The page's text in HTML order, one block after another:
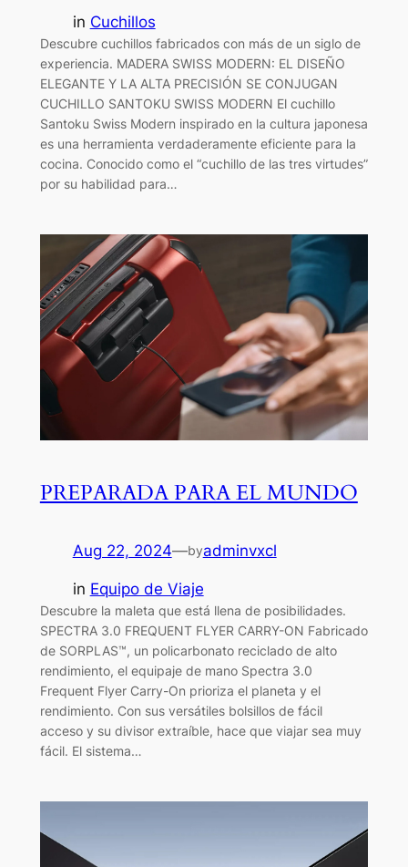
in Cuchillos
Descubre cuchillos fabricados con más de un siglo de
experiencia. MADERA SWISS MODERN: EL DISEÑO
ELEGANTE Y LA ALTA PRECISIÓN SE CONJUGAN
CUCHILLO SANTOKU SWISS MODERN El cuchillo
Santoku Swiss Modern inspirado en la cultura japonesa
es una herramienta verdaderamente eficiente para la
cocina. Conocido como el “cuchillo de las tres virtudes”
por su habilidad para…
PREPARADA PARA EL MUNDO
Aug 22, 2024—byadminvxcl
in Equipo de Viaje
Descubre la maleta que está llena de posibilidades.
SPECTRA 3.0 FREQUENT FLYER CARRY-ON Fabricado
de SORPLAS™, un policarbonato reciclado de alto
rendimiento, el equipaje de mano Spectra 3.0
Frequent Flyer Carry-On prioriza el planeta y el
rendimiento. Con sus versátiles bolsillos de fácil
acceso y su divisor extraíble, hace que viajar sea muy
fácil. El sistema…